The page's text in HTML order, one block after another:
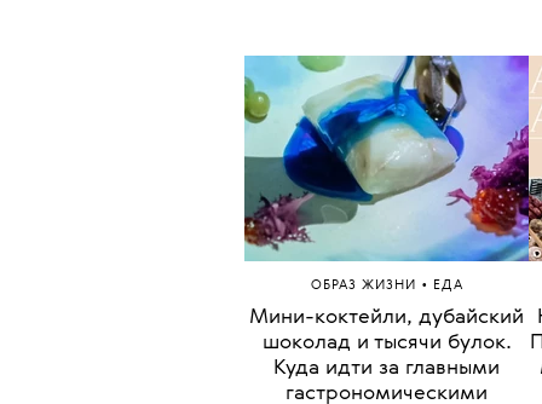
ОБРАЗ ЖИЗНИ • ЕДА
Мини-коктейли, дубайский
шоколад и тысячи булок.
Куда идти за главными
гастрономическими